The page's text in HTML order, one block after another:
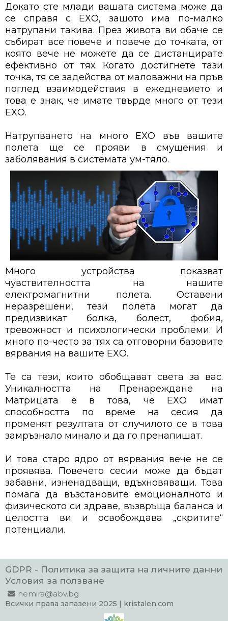
Докато сте млади вашата система може да
се справя с ЕХО, защото има по-малко
натрупани такива. През живота ви обаче се
събират все повече и повече до точката, от
която вече не можете да се дистанцирате
ефективно от тях. Когато достигнете тази
точка, тя се задейства от маловажни на пръв
поглед взаимодействия в ежедневието и
това е знак, че имате твърде много от тези
ЕХО.
Натрупването на много ЕХО във вашите
полета ще се прояви в смущения и
заболявания в системата ум-тяло.
Много устройства показват
чувствителността на нашите
електромагнитни полета. Оставени
неразрешени, тези полета могат да
предизвикат болка, болест, фобия,
тревожност и психологически проблеми. И
много по-често за тях са отговорни базовите
вярвания на вашите ЕХО.
Те са тези, които обобщават света за вас.
Уникалността на Пренареждане на
Матрицата е в това, че ЕХО имат
способността по време на сесия да
променят резултата от случилото се в това
замръзнало минало и да го пренапишат.
И това старо ядро от вярвания вече не се
проявява. Повечето сесии може да бъдат
забавни, изненадващи, вдъхновяващи. Това
помага да възстановите емоционалното и
физическото си здраве, възвръща баланса и
целостта ви и освобождава „скритите“
потенциали.
GDPR - Политика за защита на личните данни
Условия за ползване
nemira@abv.bg
Всички права запазени 2025 | kristalen.com